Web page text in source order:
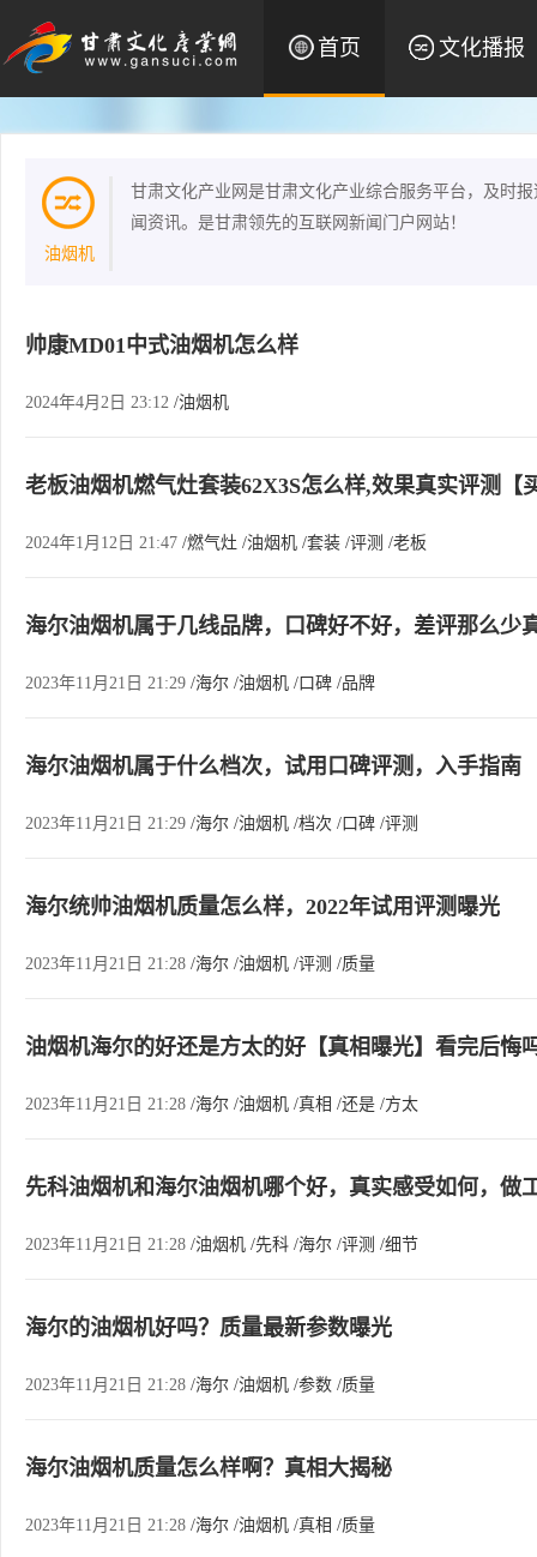
首页 文化播报
油烟机
甘肃文化产业网是甘肃文化产业综合服务平台，及时
闻资讯。是甘肃领先的互联网新闻门户网站！
帅康MD01中式油烟机怎么样
2024年4月2日 23:12 /油烟机
老板油烟机燃气灶套装62X3S怎么样,效果真实评测【
2024年1月12日 21:47 /燃气灶 /油烟机 /套装 /评测 /老板
海尔油烟机属于几线品牌，口碑好不好，差评那么少
2023年11月21日 21:29 /海尔 /油烟机 /口碑 /品牌
海尔油烟机属于什么档次，试用口碑评测，入手指南
2023年11月21日 21:29 /海尔 /油烟机 /档次 /口碑 /评测
海尔统帅油烟机质量怎么样，2022年试用评测曝光
2023年11月21日 21:28 /海尔 /油烟机 /评测 /质量
油烟机海尔的好还是方太的好【真相曝光】看完后悔
2023年11月21日 21:28 /海尔 /油烟机 /真相 /还是 /方太
先科油烟机和海尔油烟机哪个好，真实感受如何，做
2023年11月21日 21:28 /油烟机 /先科 /海尔 /评测 /细节
海尔的油烟机好吗？质量最新参数曝光
2023年11月21日 21:28 /海尔 /油烟机 /参数 /质量
海尔油烟机质量怎么样啊？真相大揭秘
2023年11月21日 21:28 /海尔 /油烟机 /真相 /质量